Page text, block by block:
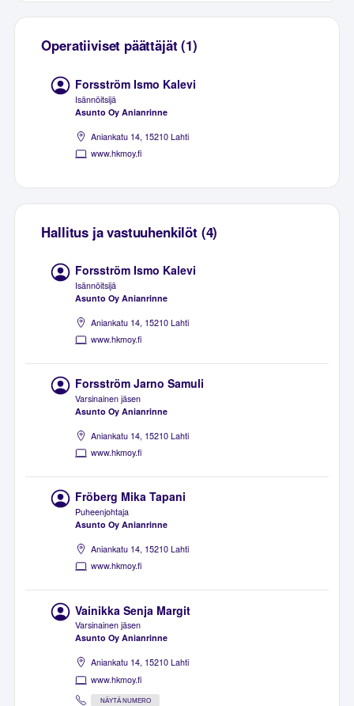
Operatiiviset päättäjät (1)
Forsström Ismo Kalevi
Isännöitsijä
Asunto Oy Anianrinne
Aniankatu 14, 15210 Lahti
www.hkmoy.fi
Hallitus ja vastuuhenkilöt (4)
Forsström Ismo Kalevi
Isännöitsijä
Asunto Oy Anianrinne
Aniankatu 14, 15210 Lahti
www.hkmoy.fi
Forsström Jarno Samuli
Varsinainen jäsen
Asunto Oy Anianrinne
Aniankatu 14, 15210 Lahti
www.hkmoy.fi
Fröberg Mika Tapani
Puheenjohtaja
Asunto Oy Anianrinne
Aniankatu 14, 15210 Lahti
www.hkmoy.fi
Vainikka Senja Margit
Varsinainen jäsen
Asunto Oy Anianrinne
Aniankatu 14, 15210 Lahti
www.hkmoy.fi
NÄYTÄ NUMERO